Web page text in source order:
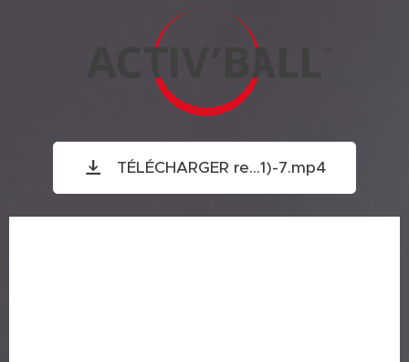
TÉLÉCHARGER re...1)-7.mp4